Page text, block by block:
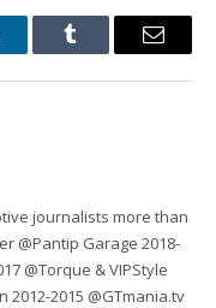
Tumblr Email
journalists more than
@Pantip Garage 2018-
@Torque & VIPStyle
2012-2015 @GTmania.tv